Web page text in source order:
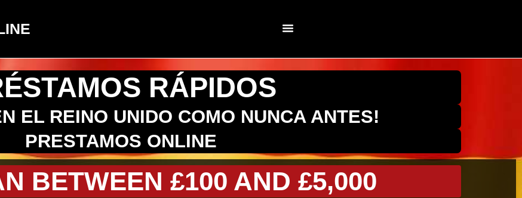
RÁPIDOS
EL REINO UNIDO COMO NUNCA ANTES!
PRESTAMOS ONLINE
BETWEEN £100 AND £5,000